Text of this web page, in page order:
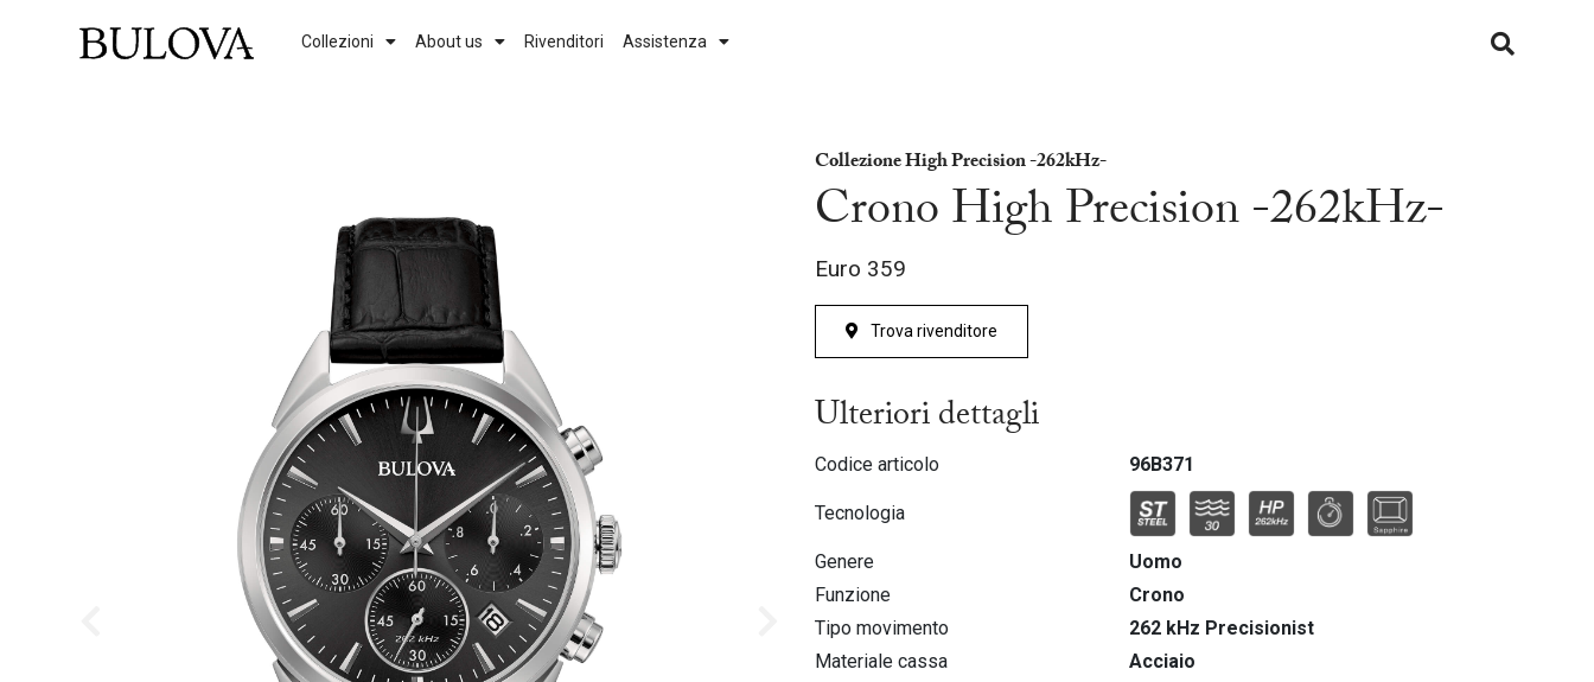
Collezioni
Vedi tutti i modelli
Aerojet
Classic
Classic Diamonds
Clipper
High Precision 262kHz
Oceanographer
Rubaiyat
Snorkel
About us Rivenditori Assistenza
Collezione High Precision -262kHz-
Crono High Precision -262kHz-
Euro 359
Trova rivenditore
Ulteriori dettagli
Codice articolo 96B371
Tecnologia
Genere
Uomo
Funzione
Crono
Tipo movimento
262 kHz Precisionist
Materiale cassa
Acciaio